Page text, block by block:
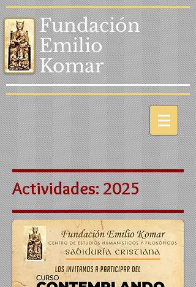
Fundación
Emilio
Komar
Actividades: 2025